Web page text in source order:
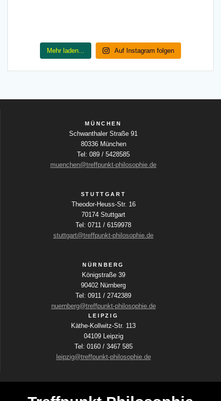
Mehr laden... Auf Instagram folgen
MÜNCHEN
Schwanthaler Straße 91
80336 München
Tel: 089 / 5428585
muenchen@treffpunkt-philosophie.de
STUTTGART
Theodor-Heuss-Str. 16
70174 Stuttgart
Tel: 0711 / 6159978
stuttgart@treffpunkt-philosophie.de
NÜRNBERG
Königstraße 39
90402 Nürnberg
Tel: 0911 / 2742389
nuernberg@treffpunkt-philosophie.de
LEIPZIG
Käthe-Kollwitz-Str. 113
04109 Leipzig
Tel: 0160 / 3467 585
leipzig@treffpunkt-philosophie.de